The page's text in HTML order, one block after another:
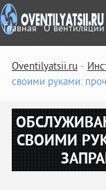
Главная О вентиляции
Oventilyatsii.ru
своими руками:
СВОИМИ